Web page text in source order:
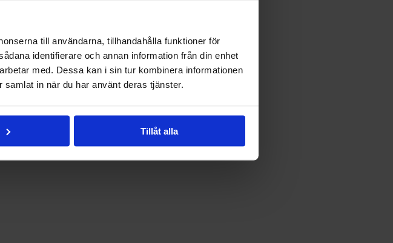
till användarna, tillhandahålla funktioner för
identifierare och annan information från din enhet
med. Dessa kan i sin tur kombinera informationen
in när du har använt deras tjänster.
Tillåt alla